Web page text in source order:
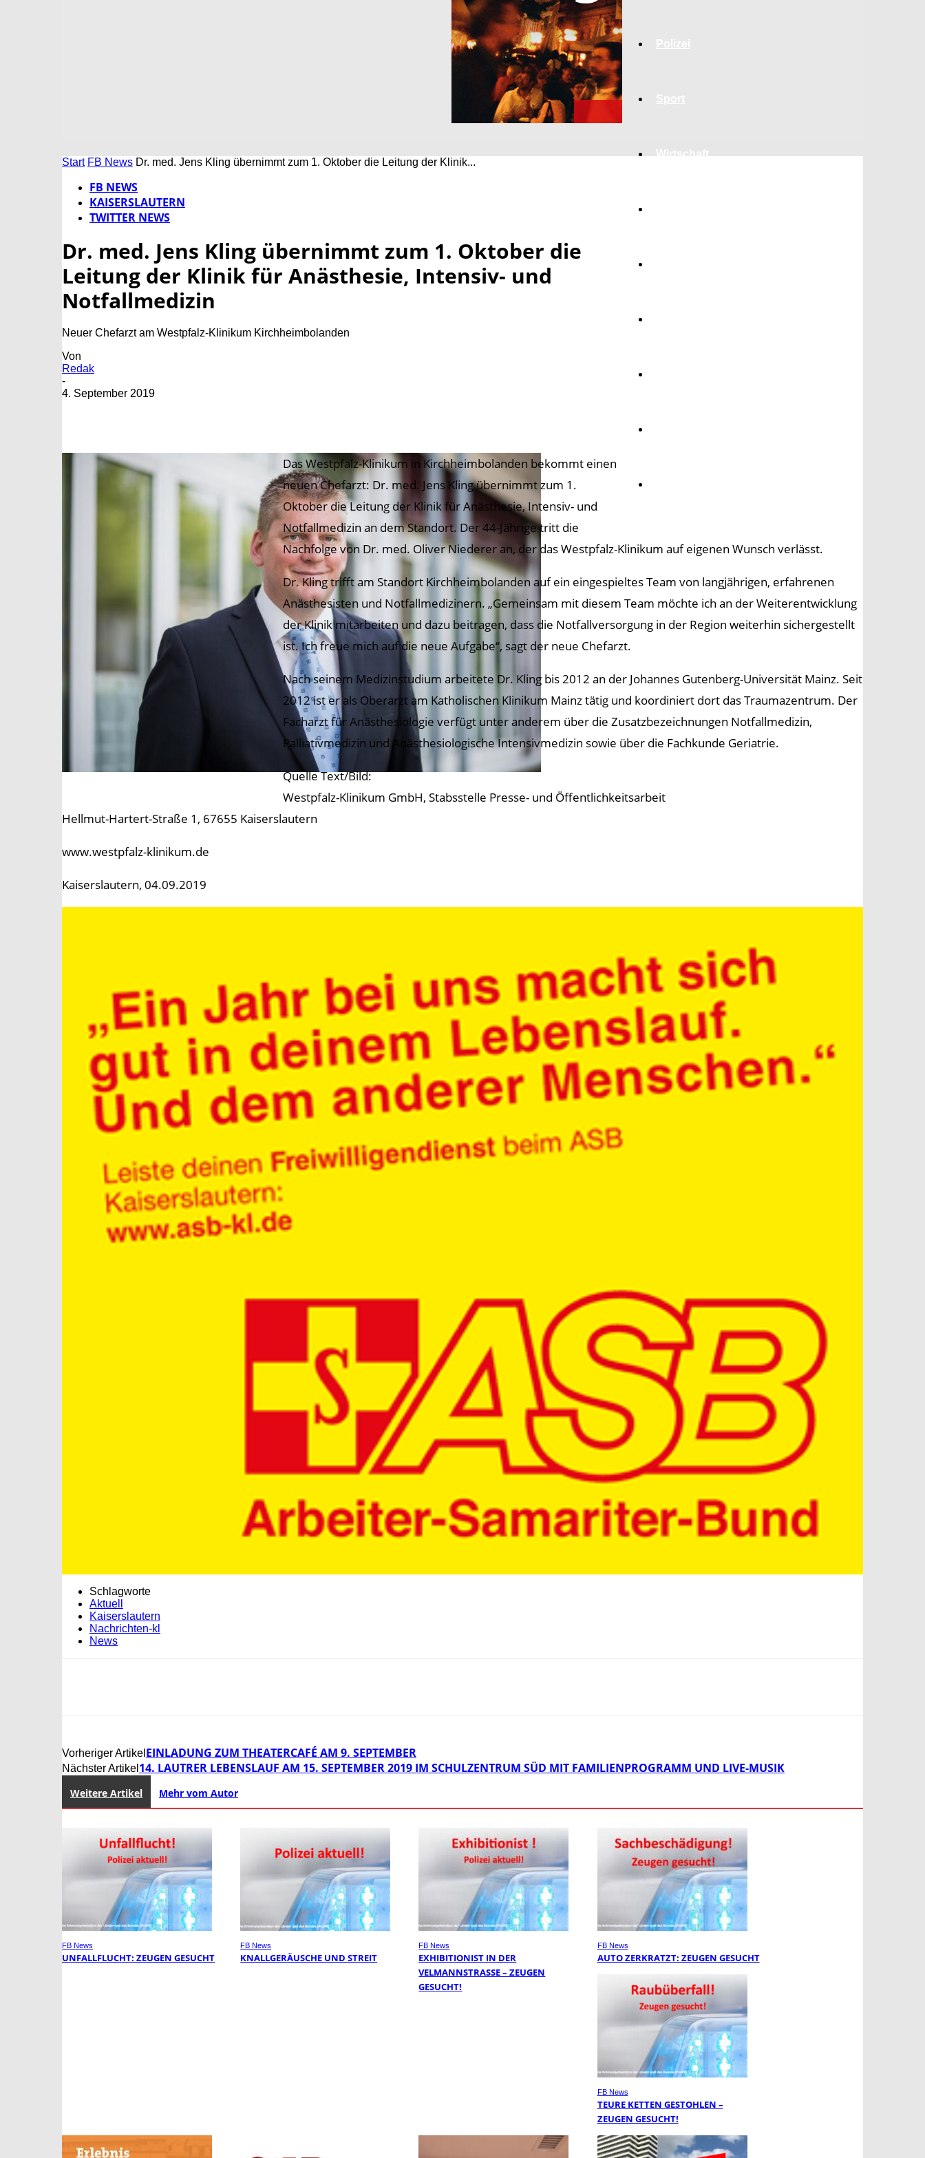
Wirtschaft
Start FB News Dr. med. Jens Kling übernimmt zum 1. Oktober die Leitung der Klinik...
FB NEWS
KAISERSLAUTERN
TWITTER NEWS
Dr. med. Jens Kling übernimmt zum 1. Oktober die
Leitung der Klinik für Anästhesie, Intensiv- und
Notfallmedizin
Neuer Chefarzt am Westpfalz-Klinikum Kirchheimbolanden
Von
Redak
-
4. September 2019
Das Westpfalz-Klinikum in Kirchheimbolanden bekommt einen
neuen Chefarzt: Dr. med. Jens Kling übernimmt zum 1.
Oktober die Leitung der Klinik für Anästhesie, Intensiv- und
Notfallmedizin an dem Standort. Der 44-Jährige tritt die
Nachfolge von Dr. med. Oliver Niederer an, der das Westpfalz-Klinikum auf eigenen Wunsch verlässt.
Dr. Kling trifft am Standort Kirchheimbolanden auf ein eingespieltes Team von langjährigen, erfahrenen
Anästhesisten und Notfallmedizinern. „Gemeinsam mit diesem Team möchte ich an der Weiterentwicklung
der Klinik mitarbeiten und dazu beitragen, dass die Notfallversorgung in der Region weiterhin sichergestellt
ist. Ich freue mich auf die neue Aufgabe“, sagt der neue Chefarzt.
Nach seinem Medizinstudium arbeitete Dr. Kling bis 2012 an der Johannes Gutenberg-Universität Mainz. Seit
2012 ist er als Oberarzt am Katholischen Klinikum Mainz tätig und koordiniert dort das Traumazentrum. Der
Facharzt für Anästhesiologie verfügt unter anderem über die Zusatzbezeichnungen Notfallmedizin,
Palliativmedizin und Anästhesiologische Intensivmedizin sowie über die Fachkunde Geriatrie.
Quelle Text/Bild:
Westpfalz-Klinikum GmbH, Stabsstelle Presse- und Öffentlichkeitsarbeit
Hellmut-Hartert-Straße 1, 67655 Kaiserslautern
www.westpfalz-klinikum.de
Kaiserslautern, 04.09.2019
Schlagworte
Aktuell
Kaiserslautern
Nachrichten-kl
News
Vorheriger Artikel EINLADUNG ZUM THEATERCAFÉ AM 9. SEPTEMBER
Nächster Artikel 14. LAUTRER LEBENSLAUF AM 15. SEPTEMBER 2019 IM SCHULZENTRUM SÜD MIT FAMILIENPROGRAMM UND LIVE-MUSIK
Weitere Artikel Mehr vom Autor
FB News
UNFALLFLUCHT: ZEUGEN GESUCHT
FB News
KNALLGERÄUSCHE UND STREIT
FB News
EXHIBITIONIST IN DER
VELMANNSTRASSE – ZEUGEN G
ESUCHT!
FB News
AUTO ZERKRATZT: ZEUGEN GESUCHT
FB News
TEURE KETTEN GESTOHLEN –
ZEUGEN GESUCHT!